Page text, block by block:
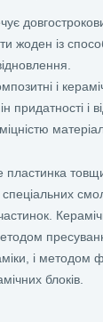
жоден із
і
придатності і
пластинка
і методом
блоків.